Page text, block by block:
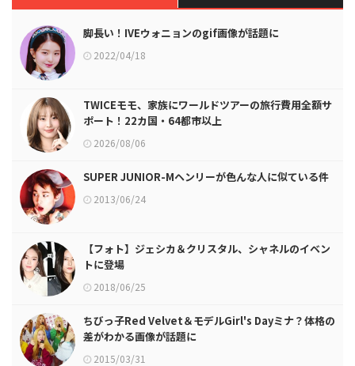
脚長い！IVEウォニョンのgif画像が話題に
2022/04/18
TWICEモモ、家族にワールドツアーの旅行費用全額サ
ポート！22カ国・64都市以上
2026/08/06
SUPER JUNIOR-Mヘンリーが色んな人に似ている件
2013/06/24
【フォト】ジェシカ＆クリスタル、シャネルのイベン
トに登場
2018/06/25
ちびっ子Red Velvet＆モデルGirl's Dayミナ？体格の
差がわかる画像が話題に
2015/03/31